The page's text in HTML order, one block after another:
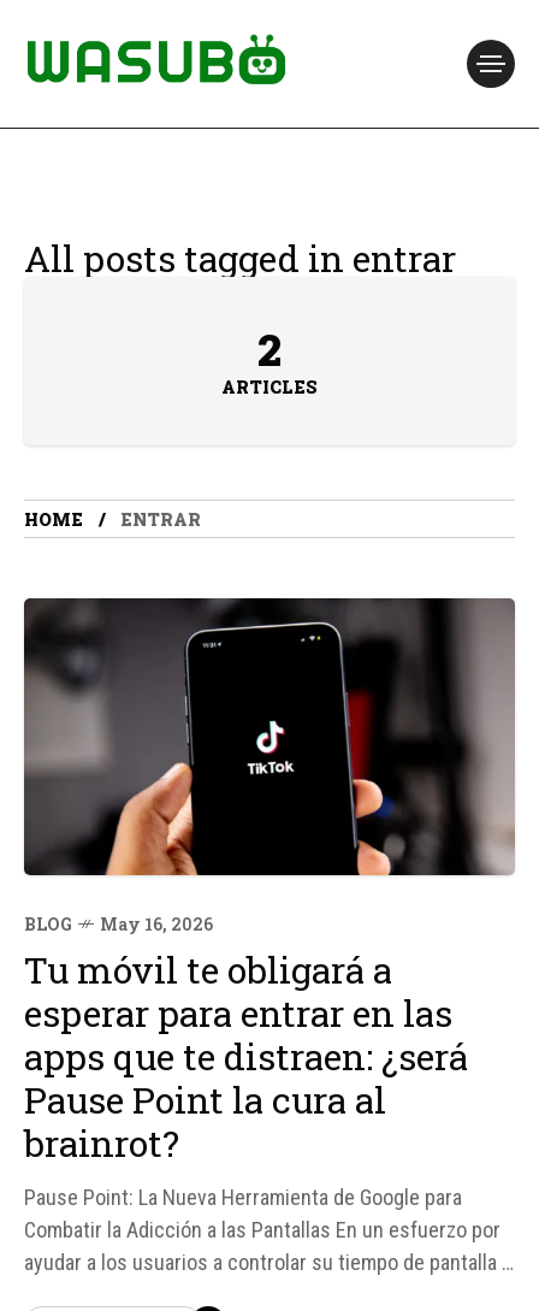
All posts tagged in entrar
2
ARTICLES
HOME ENTRAR
BLOG May 16, 2026
Tu móvil te obligará a
esperar para entrar en las
apps que te distraen: ¿será
Pause Point la cura al
brainrot?
Pause Point: La Nueva Herramienta de Google para
Combatir la Adicción a las Pantallas En un esfuerzo por
ayudar a los usuarios a controlar su tiempo de pantalla y